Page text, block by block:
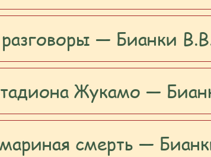
— Бианки
Жукамо —
смерть —